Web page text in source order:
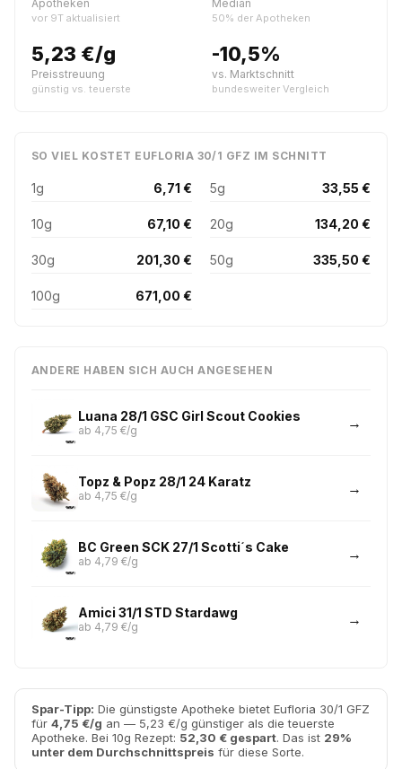
Apotheken
vor 9T aktualisiert
Median
50% der Apotheken
5,23 €/g
Preisstreuung
günstig vs. teuerste
-10,5%
vs. Marktschnitt
bundesweiter Vergleich
SO VIEL KOSTET EUFLORIA 30/1 GFZ IM SCHNITT
1g 6,71 € 5g 33,55 €
10g 67,10 € 20g 134,20 €
30g 201,30 € 50g 335,50 €
100g 671,00 €
ANDERE HABEN SICH AUCH ANGESEHEN
Luana 28/1 GSC Girl Scout Cookies
ab 4,75 €/g
Topz & Popz 28/1 24 Karatz
ab 4,75 €/g
BC Green SCK 27/1 Scotti´s Cake
ab 4,79 €/g
Amici 31/1 STD Stardawg
ab 4,79 €/g
Spar-Tipp: Die günstigste Apotheke bietet Eufloria 30/1 GFZ
für 4,75 €/g an — 5,23 €/g günstiger als die teuerste
Apotheke. Bei 10g Rezept: 52,30 € gespart. Das ist 29%
unter dem Durchschnittspreis für diese Sorte.